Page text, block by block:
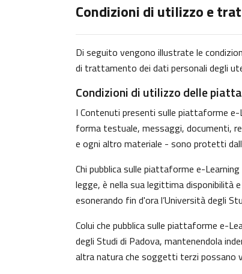
Condizioni di utilizzo e
Di seguito vengono illustrate le
di trattamento dei dati personali degli
Condizioni di utilizzo delle
I Contenuti presenti sulle piattaforme
forma testuale, messaggi, documenti,
e ogni altro materiale - sono protetti
Chi pubblica sulle piattaforme e-
legge, è nella sua legittima
esonerando fin d'ora l’Università degli
Colui che pubblica sulle piattaforme e-
degli Studi di Padova, mantenendola
altra natura che soggetti terzi possano